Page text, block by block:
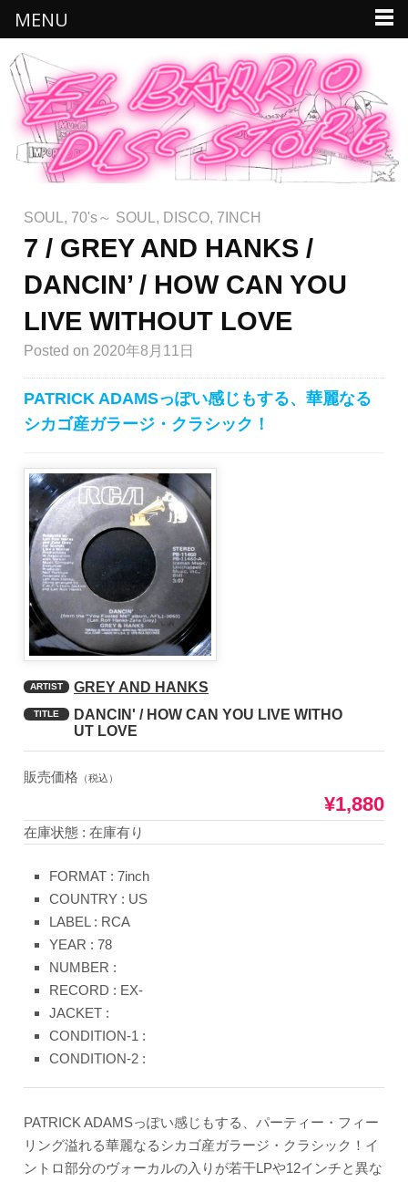
SOUL , 70's～ SOUL , DISCO, 7INCH
7 / GREY AND HANKS /
DANCIN’ / HOW CAN YOU
LIVE WITHOUT LOVE
Posted on 2020年8月11日
PATRICK ADAMSっぽい感じもする、華麗なる
シカゴ産ガラージ・クラシック！
ARTIST GREY AND HANKS
TITLE
DANCIN' / HOW CAN YOU LIVE WITHO
UT LOVE
販売価格 （税込）
¥1,880
在庫状態 : 在庫有り
FORMAT : 7inch
COUNTRY : US
LABEL : RCA
YEAR : 78
NUMBER :
RECORD : EX-
JACKET :
CONDITION-1 :
CONDITION-2 :
PATRICK ADAMSっぽい感じもする、パーティー・フィー
リング溢れる華麗なるシカゴ産ガラージ・クラシック！イ
ントロ部分のヴォーカルの入りが若干LPや12インチと異な
MENU